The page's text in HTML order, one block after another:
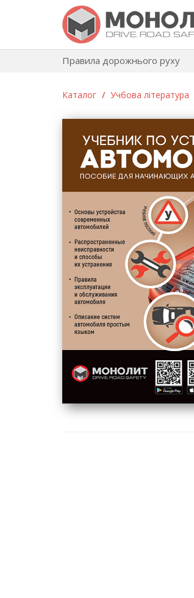
Правила дорожнього руху
Каталог / Учбова література